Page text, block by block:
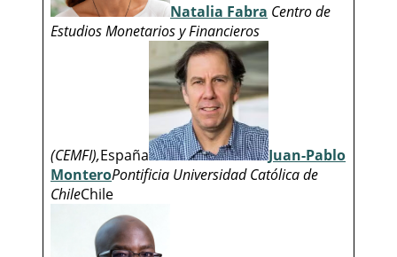
Natalia Fabra Centro de
Estudios Monetarios y Financieros
(CEMFI),España
Juan-Pablo
MonteroPontificia Universidad Católica de
ChileChile